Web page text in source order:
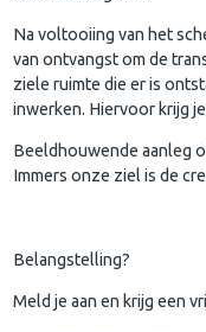
Na voltooiing van het
van ontvangst om de
ziele ruimte die er is
inwerken. Hiervoor krijg
Beeldhouwende aanleg
Immers onze ziel is de
Belangstelling?
Meld je aan en krijg een